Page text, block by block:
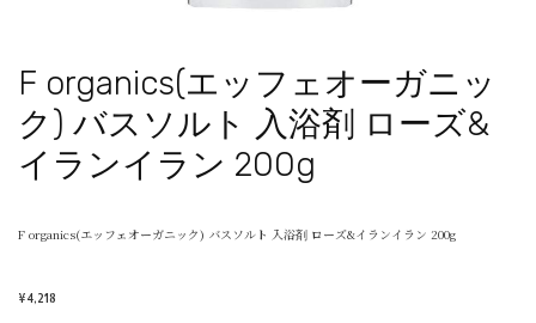
F organics(エッフェオーガニッ
ク) バスソルト 入浴剤 ローズ&
イランイラン 200g
F organics(エッフェオーガニック) バスソルト 入浴剤 ローズ&イランイラン 200g
¥4,218